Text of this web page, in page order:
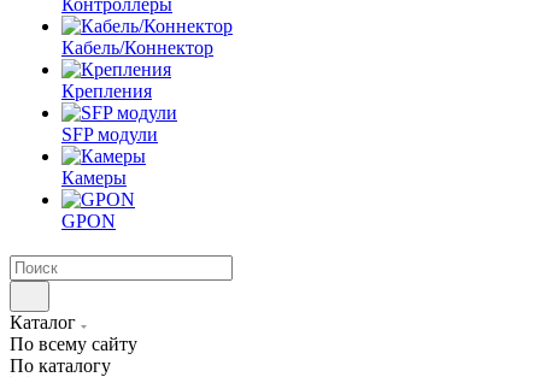
Контроллеры
Кабель/Коннектор
Крепления
SFP модули
Камеры
GPON
Каталог
По всему сайту
По каталогу